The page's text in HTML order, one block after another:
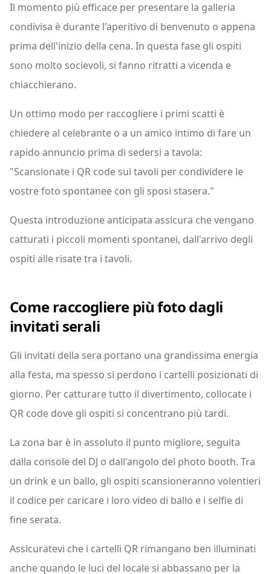
Il momento più efficace per presentare la galleria
condivisa è durante l'aperitivo di benvenuto o appena
prima dell'inizio della cena. In questa fase gli ospiti
sono molto socievoli, si fanno ritratti a vicenda e
chiacchierano.
Un ottimo modo per raccogliere i primi scatti è
chiedere al celebrante o a un amico intimo di fare un
rapido annuncio prima di sedersi a tavola:
"Scansionate i QR code sui tavoli per condividere le
vostre foto spontanee con gli sposi stasera."
Questa introduzione anticipata assicura che vengano
catturati i piccoli momenti spontanei, dall'arrivo degli
ospiti alle risate tra i tavoli.
Come raccogliere più foto dagli
invitati serali
Gli invitati della sera portano una grandissima energia
alla festa, ma spesso si perdono i cartelli posizionati di
giorno. Per catturare tutto il divertimento, collocate i
QR code dove gli ospiti si concentrano più tardi.
La zona bar è in assoluto il punto migliore, seguita
dalla console del DJ o dall'angolo del photo booth. Tra
un drink e un ballo, gli ospiti scansioneranno volentieri
il codice per caricare i loro video di ballo e i selfie di
fine serata.
Assicuratevi che i cartelli QR rimangano ben illuminati
anche quando le luci del locale si abbassano per la